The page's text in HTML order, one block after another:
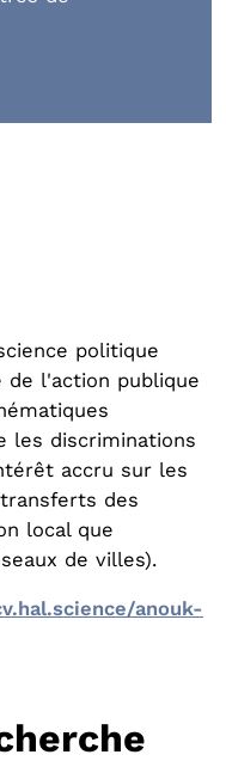
politique
de l'action publique
les discriminations
accru sur les
des
local que
de villes).
anouk-